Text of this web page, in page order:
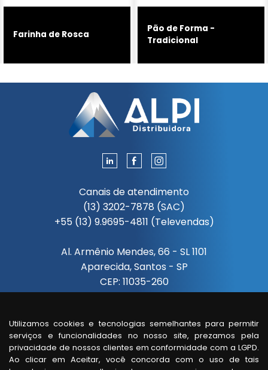
Farinha de Rosca
Pão de Forma -
Tradicional
Utilizamos cookies e tecnologias semelhantes para permitir
serviços e funcionalidades no nosso site, prezamos pela
privacidade de nossos clientes em conformidade com a LGPD.
Ao clicar em Aceitar, você concorda com o uso de tais
Canais de atendimento
(13) 3202-7878 (SAC)
+55 (13) 9.9695-4811 (Televendas)
Al. Armênio Mendes, 66 - SL 1101
Aparecida, Santos - SP
CEP: 11035-260
Visita de um vendedor
somente com horário agendado.